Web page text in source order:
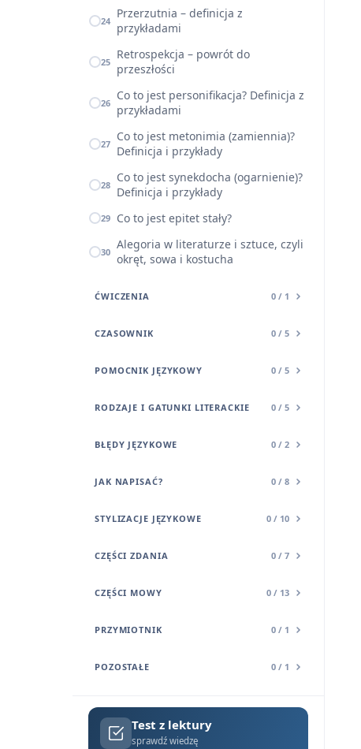
24 Przerzutnia – definicja z
przykładami
25 Retrospekcja – powrót do
przeszłości
26 Co to jest personifikacja? Definicja z
przykładami
27 Co to jest metonimia (zamiennia)?
Definicja i przykłady
28 Co to jest synekdocha (ogarnienie)?
Definicja i przykłady
29 Co to jest epitet stały?
30 Alegoria w literaturze i sztuce, czyli
okręt, sowa i kostucha
ĆWICZENIA 0 / 1
CZASOWNIK 0 / 5
POMOCNIK JĘZYKOWY 0 / 5
RODZAJE I GATUNKI LITERACKIE 0 / 5
BŁĘDY JĘZYKOWE 0 / 2
JAK NAPISAĆ? 0 / 8
STYLIZACJE JĘZYKOWE 0 / 10
CZĘŚCI ZDANIA 0 / 7
CZĘŚCI MOWY 0 / 13
PRZYMIOTNIK 0 / 1
POZOSTAŁE 0 / 1
Test z lektury
sprawdź wiedzę